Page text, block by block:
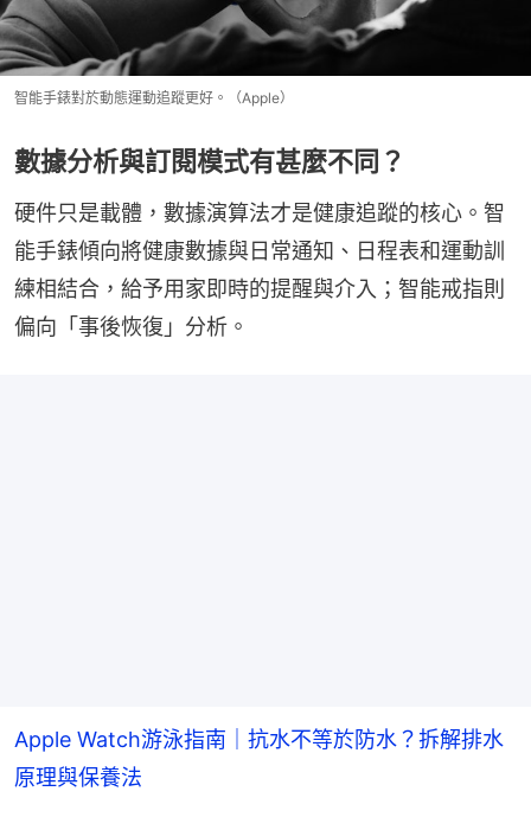
智能手錶對於動態運動追蹤更好。（Apple）
數據分析與訂閱模式有甚麼不同？
硬件只是載體，數據演算法才是健康追蹤的核心。智
能手錶傾向將健康數據與日常通知、日程表和運動訓
練相結合，給予用家即時的提醒與介入；智能戒指則
偏向「事後恢復」分析。
Apple Watch游泳指南｜抗水不等於防水？拆解排水
原理與保養法